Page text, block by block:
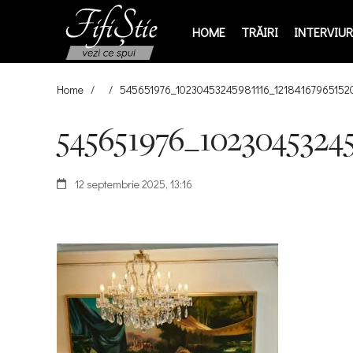
HOME TRĂIRI
Home / /
12 septembrie 2025, 13:16